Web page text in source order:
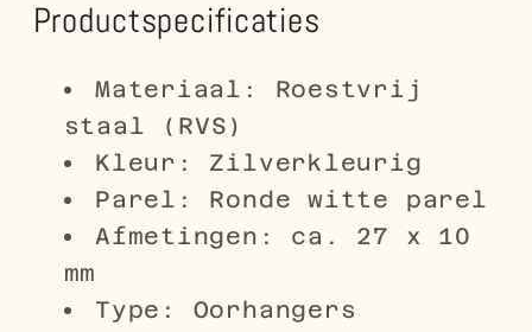
Productspecificaties
Materiaal: Roestvrij
staal (RVS)
Kleur: Zilverkleurig
Parel: Ronde witte parel
Afmetingen: ca. 27 x 10
mm
Type: Oorhangers